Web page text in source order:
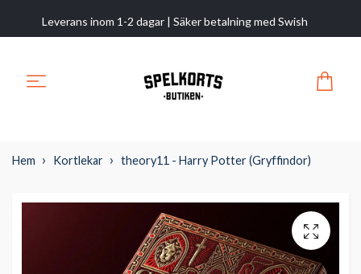
Leverans inom 1-2 dagar | Säker betalning med Swish
Hem Kortlekar theory11 - Harry Potter (Gryffindor)